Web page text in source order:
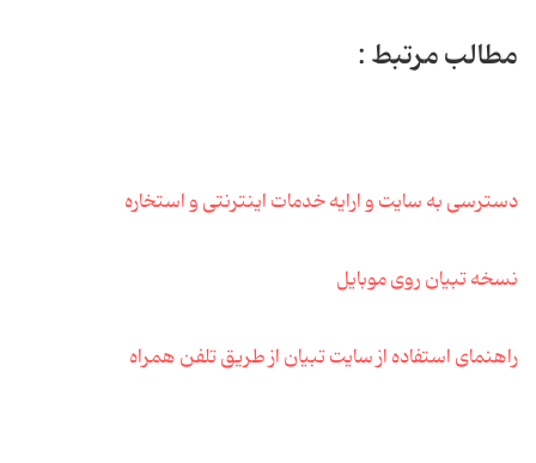
مطالب مرتبط :
دسترسی به سایت و ارایه خدمات اینترنتی و استخاره
نسخه تبیان روی موبایل
راهنمای استفاده از سایت تبیان از طریق تلفن همراه